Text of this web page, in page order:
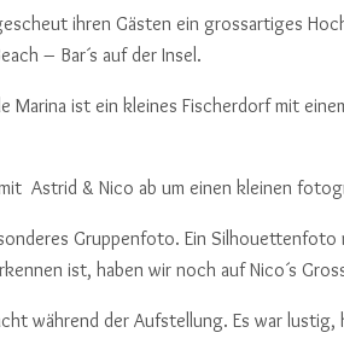
ihren Gästen ein grossartiges
– Bar´s auf der Insel.
Marina ist ein kleines Fischerdorf mit
Astrid & Nico ab um einen kleinen
Gruppenfoto. Ein
ist, haben wir noch auf Nico´s
während der Aufstellung. Es war